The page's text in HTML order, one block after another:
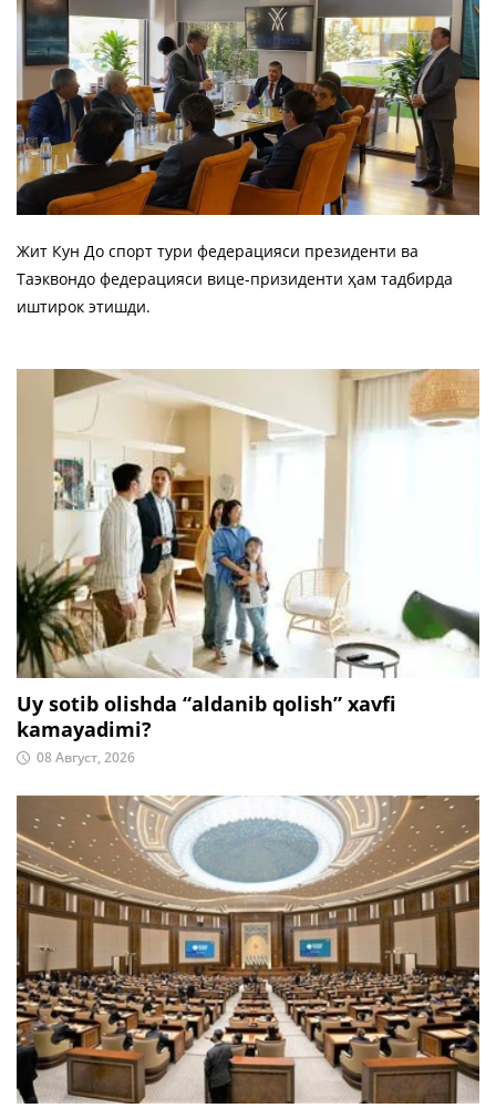
Жит Кун До спорт тури федерацияси президенти ва
Таэквондо федерацияси вице-призиденти ҳам тадбирда
иштирок этишди.
Uy sotib olishda “aldanib qolish” xavfi
kamayadimi?
08 Август, 2026